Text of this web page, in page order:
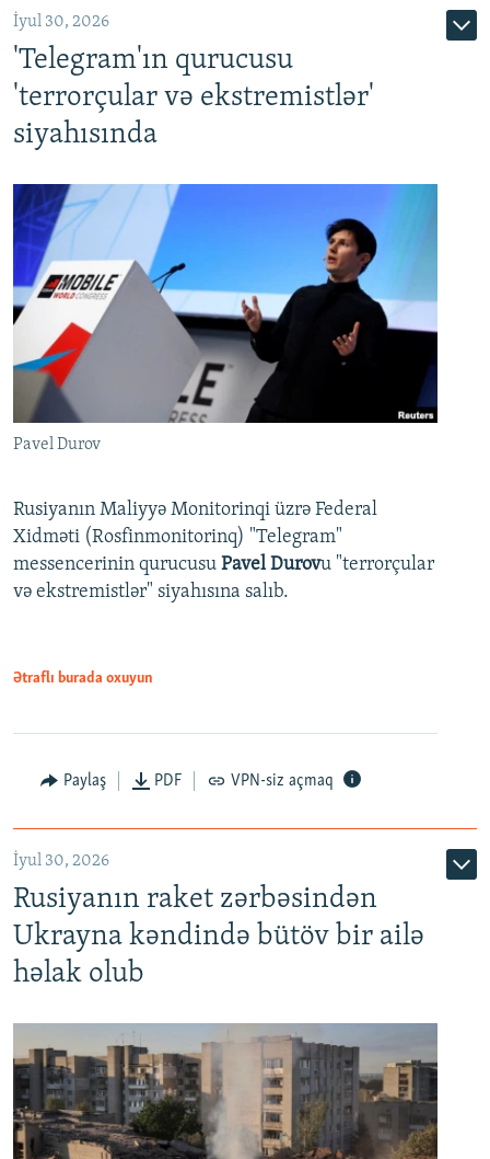
İyul 30, 2026
'Telegram'ın qurucusu
'terrorçular və ekstremistlər'
siyahısında
Pavel Durov
Rusiyanın Maliyyə Monitorinqi üzrə Federal
Xidməti (Rosfinmonitorinq) "Telegram"
messencerinin qurucusu Pavel Durovu "terrorçular
və ekstremistlər" siyahısına salıb.
Ətraflı burada oxuyun
Paylaş PDF VPN-siz açmaq
İyul 30, 2026
Rusiyanın raket zərbəsindən
Ukrayna kəndində bütöv bir ailə
həlak olub